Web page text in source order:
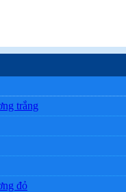
trắng
đỏ